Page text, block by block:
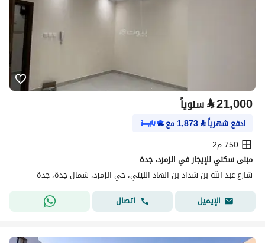
⃁21,000 سنوياً
ادفع شهرياً⃁
1,873مع
750 م2
مبنى سكني للإيجار في الزمرد، جدة
شارع عبد الله بن شداد بن الهاد الليثي، حي الزمرد، شمال جدة، جدة
الإيميل
اتصال